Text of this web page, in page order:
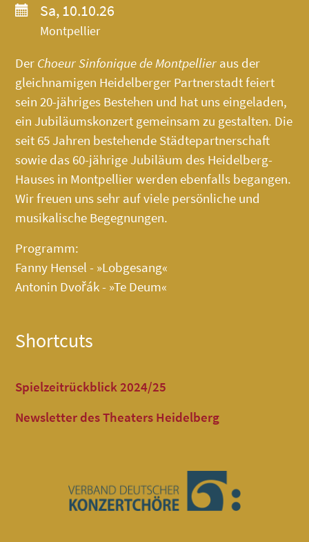
Sa, 10.10.26
Montpellier
Der Choeur Sinfonique de Montpellier aus der
gleichnamigen Heidelberger Partnerstadt feiert
sein 20-jähriges Bestehen und hat uns eingeladen,
ein Jubiläumskonzert gemeinsam zu gestalten. Die
seit 65 Jahren bestehende Städtepartnerschaft
sowie das 60-jährige Jubiläum des Heidelberg-
Hauses in Montpellier werden ebenfalls begangen.
Wir freuen uns sehr auf viele persönliche und
musikalische Begegnungen.
Programm:
Fanny Hensel - »Lobgesang«
Antonin Dvořák - »Te Deum«
Shortcuts
Spielzeitrückblick 2024/25
Newsletter des Theaters Heidelberg